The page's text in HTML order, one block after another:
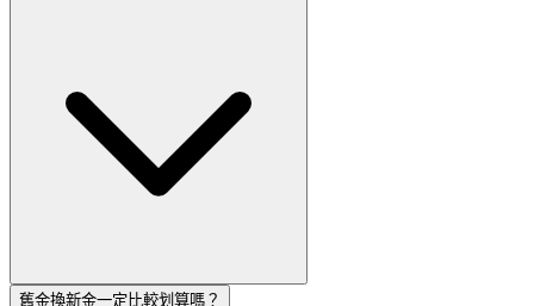
舊金換新金一定比較划算嗎？